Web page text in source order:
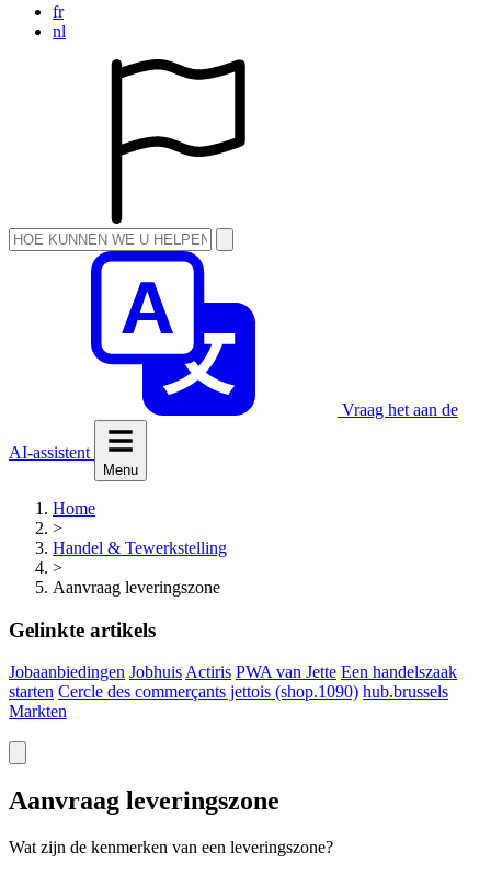
fr
nl
Vraag het aan de
AI-assistent
Menu
Home
>
Handel & Tewerkstelling
>
Aanvraag leveringszone
Gelinkte artikels
Jobaanbiedingen Jobhuis Actiris PWA van Jette Een handelszaak
starten Cercle des commerçants jettois (shop.1090) hub.brussels
Markten
Aanvraag leveringszone
Wat zijn de kenmerken van een leveringszone?